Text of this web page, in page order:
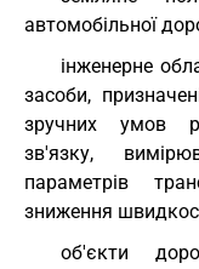
автомобільної
інженерне
засоби,
зручних умов
зв'язку,
параметрів
зниження
об'єкти